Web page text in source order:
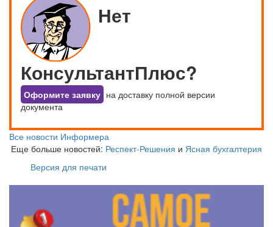
Нет
КонсультантПлюс?
Оформите заявку на доставку полной версии
документа
Все новости Информера
Еще больше новостей: Респект-Решения и Ясная бухгалтерия
Версия для печати